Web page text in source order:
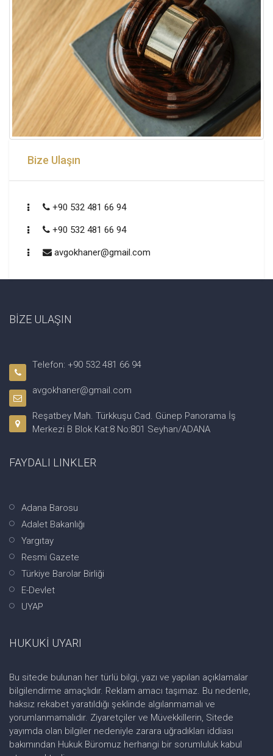
Bize Ulaşın
+90 532 481 66 94
+90 532 481 66 94
avgokhaner@gmail.com
BİZE ULAŞIN
Telefon: +90 532 481 66 94
avgokhaner@gmail.com
Reşatbey Mah. Türkkuşu Cad. Günep Panorama İş
Merkezi B Blok Kat:8 No:801 Seyhan/ADANA
FAYDALI LINKLER
Adana Barosu
Adalet Bakanlığı
Yargıtay
Resmi Gazete
Türkiye Barolar Birliği
E-Devlet
UYAP
HUKUKİ UYARI
Bu sitede bulunan her türlü bilgi, yazı ve yapılan açıklamalar
bilgilendirme amaçlıdır. Reklam amacı taşımaz. Bu nedenle,
haksız rekabet yaratıldığı şeklinde algılanmamalı ve
yorumlanmamalıdır. Ziyaretçiler ve Müvekkillerin, Sitede
yayımda olan bilgiler nedeniyle zarara uğradıkları iddiası
bakımından Hukuk Büromuz herhangi bir sorumluluk kabul